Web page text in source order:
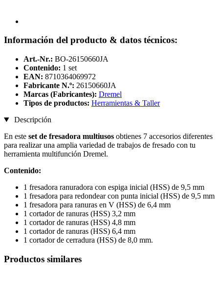
Información del producto & datos técnicos:
Art.-Nr.: BO-26150660JA
Contenido: 1 set
EAN: 8710364069972
Fabricante N.º: 26150660JA
Marcas (Fabricantes): Dremel
Tipos de productos: Herramientas & Taller
Descripción
En este set de fresadora multiusos obtienes 7 accesorios diferentes
para realizar una amplia variedad de trabajos de fresado con tu
herramienta multifunción Dremel.
Contenido:
1 fresadora ranuradora con espiga inicial (HSS) de 9,5 mm
1 fresadora para redondear con punta inicial (HSS) de 9,5 mm
1 fresadora para ranuras en V (HSS) de 6,4 mm
1 cortador de ranuras (HSS) 3,2 mm
1 cortador de ranuras (HSS) 4,8 mm
1 cortador de ranuras (HSS) 6,4 mm
1 cortador de cerradura (HSS) de 8,0 mm.
Productos similares